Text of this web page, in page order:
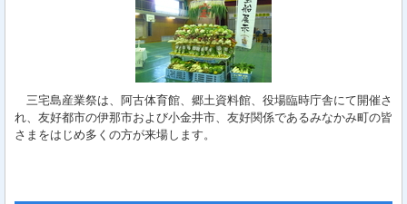
三宅島産業祭は、阿古体育館、郷土資料館、役場臨時庁舎にて開催さ
れ、友好都市の伊那市および小金井市、友好関係であるみなかみ町の皆
さまをはじめ多くの方が来場します。